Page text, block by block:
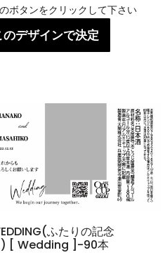
ボタンをクリックして下さい
のデザインで決定
ふたりの記念
) [ Wedding ]-90本